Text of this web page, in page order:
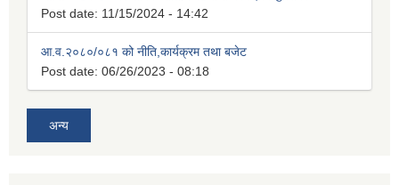
Post date: 11/15/2024 - 14:42
आ.व.२०८०/०८१ को नीति,कार्यक्रम तथा बजेट
Post date: 06/26/2023 - 08:18
अन्य